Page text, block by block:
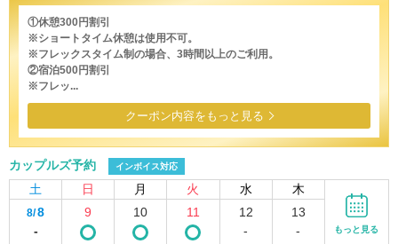
①休憩300円割引
※ショートタイム休憩は使用不可。
※フレックスタイム制の場合、3時間以上のご利用。
②宿泊500円割引
※フレッ...
クーポン内容をもっと見る
カップルズ予約 インボイス対応
土 日 月 火 水 木
8/8
-
9 10 11
12
-
13
-
もっと見る